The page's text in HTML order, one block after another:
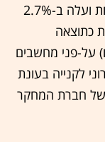
האחרון של שנת 2010 היה נמוך מהתחזיות ועלה ב-2.7%
כתוצאה
על-פני מחשבים
לקנייה בעונת
של חברת המחקר